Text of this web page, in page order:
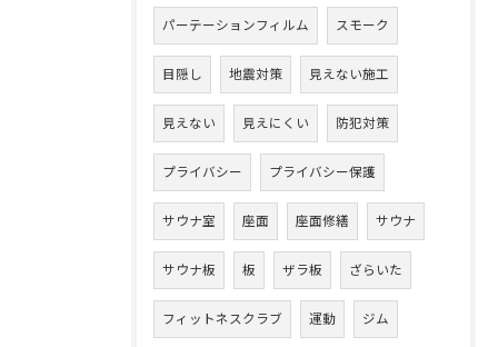
パーテーションフィルム スモーク
目隠し 地震対策 見えない施工
見えない 見えにくい 防犯対策
プライバシー プライバシー保護
サウナ室 座面 座面修繕 サウナ
サウナ板 板 ザラ板 ざらいた
フィットネスクラブ 運動 ジム